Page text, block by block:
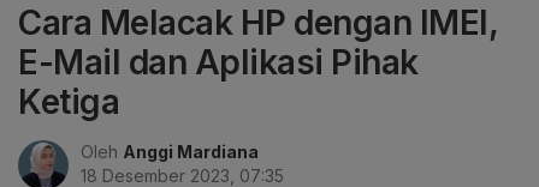
Cara Melacak HP dengan IMEI,
E-Mail dan Aplikasi Pihak
Ketiga
Oleh Anggi Mardiana
18 Desember 2023, 07:35